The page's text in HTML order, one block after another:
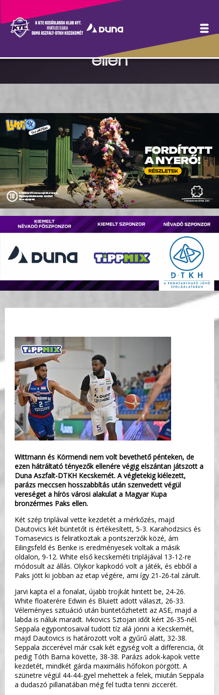
Hosszabbítás után
maradtunk alul a Paks
ellen
Wittmann és Körmendi nem volt bevethető pénteken, de
ezen hátráltató tényezők ellenére végig elszántan játszott a
Duna Aszfalt-DTKH Kecskemét. A végletekig kiélezett,
parázs meccsen hosszabbítás után szenvedett végül
vereséget a hírös városi alakulat a Magyar Kupa
bronzérmes Paks ellen.
Két szép triplával vette kezdetét a mérkőzés, majd
Dautovics két büntetőt is értékesített, 5-3. Karahodzsics és
Tomasevics is feliratkoztak a pontszerzők közé, ám
Eilingsfeld és Benke is eredményesek voltak a másik
oldalon, 9-12. White első kecskeméti triplájával 13-12-re
módosult az állás. Olykor kapkodó volt a játék, és ebből a
Paks jött ki jobban az etap végére, ami így 21-26-tal zárult.
Jarvi kapta el a fonalat, újabb trojkát hintett be, 24-26.
White floaterére Edwin és Bluiett adott választ, 26-33.
Véleményes szituáció után büntetőzhetett az ASE, majd a
labda is náluk maradt. Ivkovics Sztojan időt kért 26-35-nél.
Seppala egypontosaival tudott tíz alá jönni a Kecskemét,
majd Dautovics is határozott volt a gyűrű alatt, 32-38.
Seppala ziccerével már csak két egység volt a differencia, őt
pedig Tóth Barna követte, 38-38. Parázs adok-kapok vette
kezdetét, mindkét gárda maximális hőfokon pörgött. A
szünetre végül 44-44-gyel mehettek a felek, miután Seppala
a dudaszó pillanatában még fel tudta tenni ziccerét.